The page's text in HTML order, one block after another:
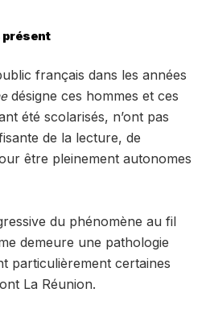
présent
français dans les années
désigne ces hommes et ces
été scolarisés, n’ont pas
de la lecture, de
être pleinement autonomes
du phénomène au fil
demeure une pathologie
particulièrement certaines
La Réunion.